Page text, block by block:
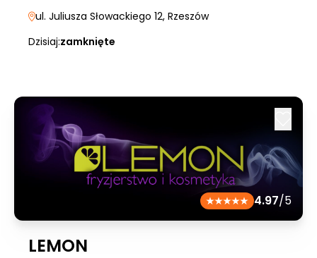
ul. Juliusza Słowackiego 12, Rzeszów
Dzisiaj:zamknięte
4.97/5
LEMON